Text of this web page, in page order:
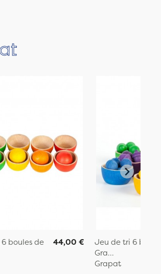
boules de
44,00 €
Jeu de tri 6 bols
Gra...
Grapat